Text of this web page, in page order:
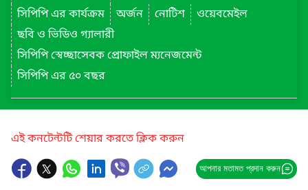
সিপিপি এর কার্যক্রম
অর্জন নোটিশ
ওয়েবমেইল
ছবি ও ভিডিও গ্যালারী
সিপিপি স্বেচ্ছাসেবক প্রোফাইল ম্যনেজমেন্ট
সিপিপি এর ৫০ বছর
এই কনটেন্টটি শেয়ার করতে ক্লিক করুন
আপনার মতামত প্রদান করুন